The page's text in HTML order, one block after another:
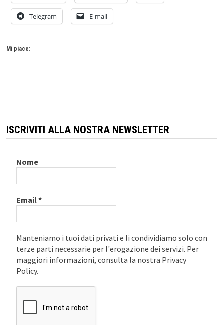
Telegram E-mail
Mi piace:
ISCRIVITI ALLA NOSTRA NEWSLETTER
Nome
Email*
Manteniamo i tuoi dati privati e li condividiamo solo con
terze parti necessarie per l'erogazione dei servizi. Per
maggiori informazioni, consulta la nostra Privacy
Policy.